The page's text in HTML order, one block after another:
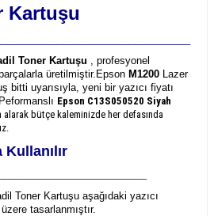
Kartuşu
Toner Kartuşu , profesyonel
üretilmiştir. Epson M1200 Lazer
bitti uyarısıyla, yeni bir yazıcı fiyatı
Epson C13S050520 Siyah
alarak bütçe kaleminizde her defasında
Kullanılır
Toner Kartuşu aşağıdaki yazıcı
tasarlanmıştır.